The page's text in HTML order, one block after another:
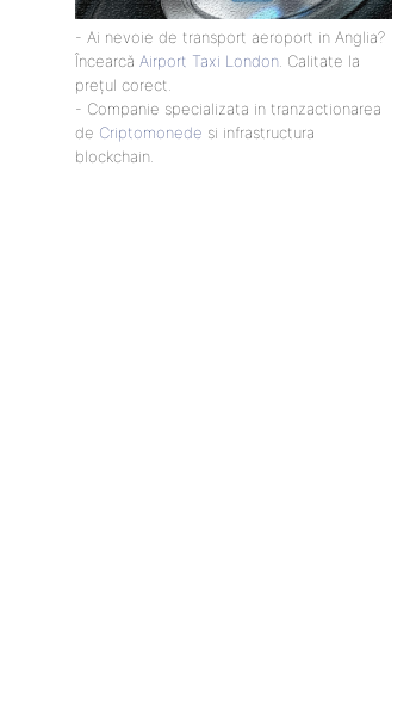
- Ai nevoie de transport aeroport in Anglia?
Încearcă Airport Taxi London . Calitate la
prețul corect.
- Companie specializata in tranzactionarea
de Criptomonede si infrastructura
blockchain.